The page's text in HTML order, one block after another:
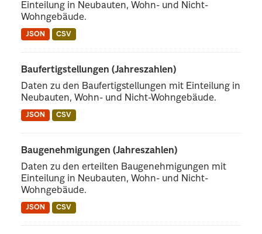
Einteilung in Neubauten, Wohn- und Nicht-
Wohngebäude.
JSON CSV
Baufertigstellungen (Jahreszahlen)
Daten zu den Baufertigstellungen mit Einteilung in
Neubauten, Wohn- und Nicht-Wohngebäude.
JSON CSV
Baugenehmigungen (Jahreszahlen)
Daten zu den erteilten Baugenehmigungen mit
Einteilung in Neubauten, Wohn- und Nicht-
Wohngebäude.
JSON CSV